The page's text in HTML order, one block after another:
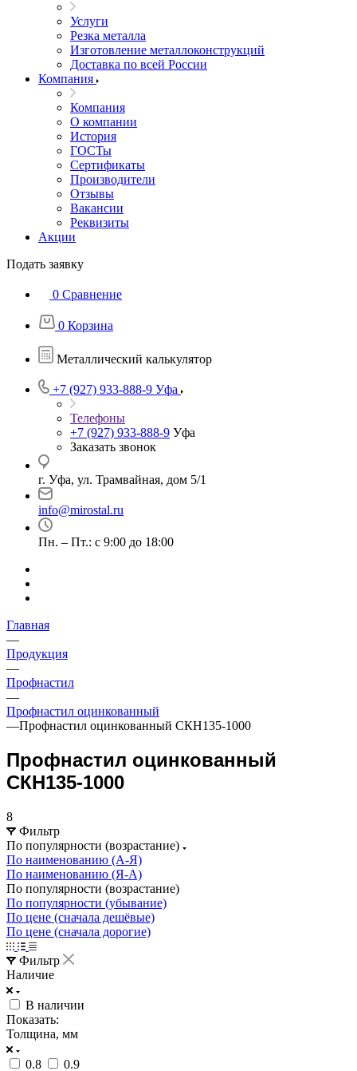
Услуги
Резка металла
Изготовление металлоконструкций
Доставка по всей России
Компания
Компания
О компании
История
ГОСТы
Сертификаты
Производители
Отзывы
Вакансии
Реквизиты
Акции
Подать заявку
0 Сравнение
0 Корзина
Металлический калькулятор
+7 (927) 933-888-9 Уфа
Телефоны
+7 (927) 933-888-9 Уфа
Заказать звонок
г. Уфа, ул. Трамвайная, дом 5/1
info@mirostal.ru
Пн. – Пт.: с 9:00 до 18:00
Главная
—
Продукция
—
Профнастил
—
Профнастил оцинкованный
—Профнастил оцинкованный СКН135-1000
Профнастил оцинкованный
СКН135-1000
8
Фильтр
По популярности (возрастание)
По наименованию (А-Я)
По наименованию (Я-А)
По популярности (возрастание)
По популярности (убывание)
По цене (сначала дешёвые)
По цене (сначала дорогие)
Фильтр
Наличие
В наличии
Показать:
Толщина, мм
0.8 0.9